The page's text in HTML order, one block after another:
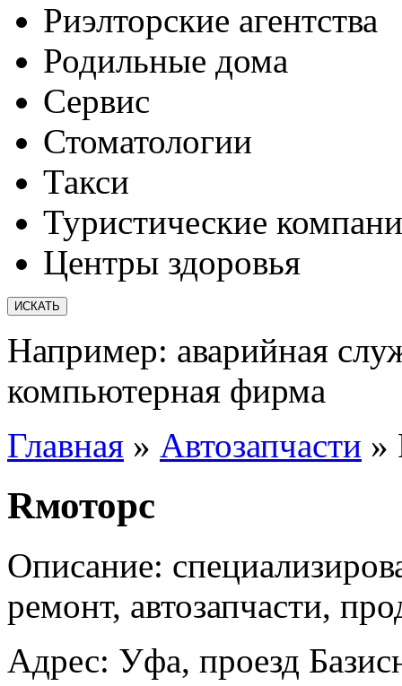
Риэлторские агентства
Родильные дома
Сервис
Стоматологии
Такси
Туристические
Центры здоровья
Например: аварийная
компьютерная фирма
Главная » Автозапчасти »
Rмоторс
Описание:
ремонт, автозапчасти,
Адрес: Уфа, проезд